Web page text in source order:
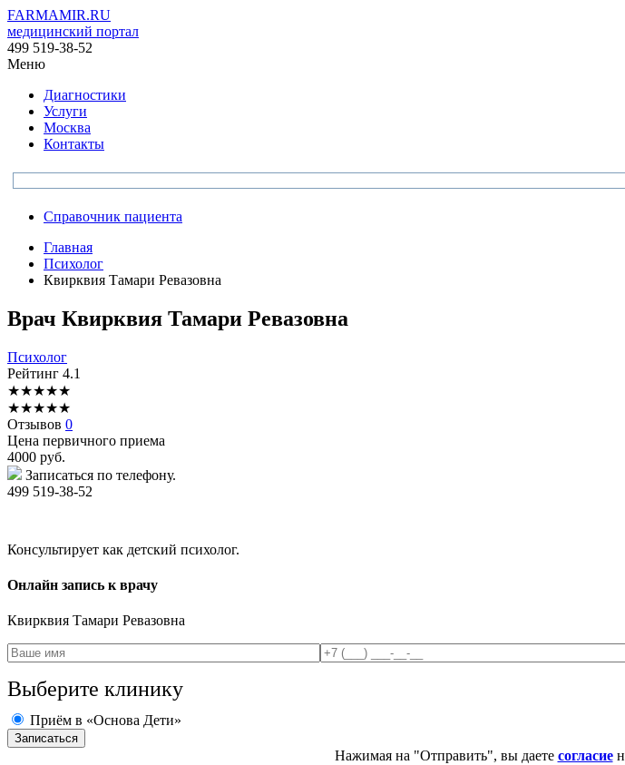
FARMAMIR.RU
медицинский портал
499 519-38-52
Меню
Диагностики
Услуги
Москва
Контакты
Справочник пациента
Главная
Психолог
Квирквия Тамари Ревазовна
Врач Квирквия Тамари Ревазовна
Психолог
Рейтинг 4.1
★★★★★
★★★★★
Отзывов 0
Цена первичного приема
4000 руб.
Записаться по телефону.
499 519-38-52
Консультирует как детский психолог.
Онлайн запись к врачу
Квирквия Тамари Ревазовна
Выберите клинику
Приём в «Основа Дети»
Нажимая на "Отправить", вы даете согласие